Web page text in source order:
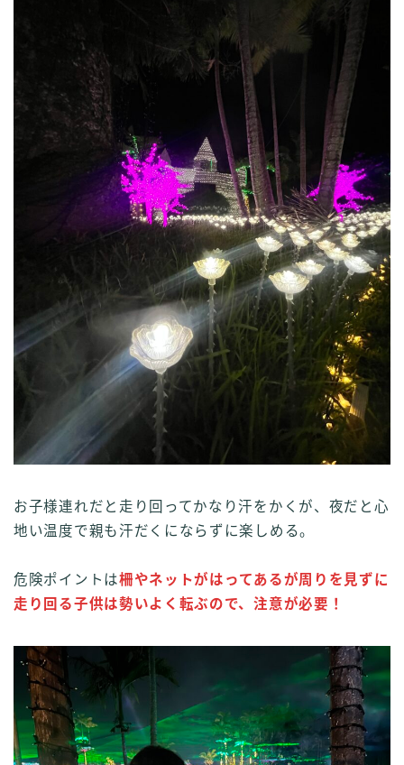
お子様連れだと走り回ってかなり汗をかくが、夜だと心
地い温度で親も汗だくにならずに楽しめる。
危険ポイントは柵やネットがはってあるが周りを見ずに
走り回る子供は勢いよく転ぶので、注意が必要！